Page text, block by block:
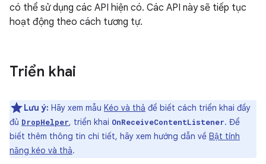
có thể sử dụng các API hiện có. Các API này sẽ tiếp tục
hoạt động theo cách tương tự.
Triển khai
Lưu ý: Hãy xem mẫu Kéo và thả để biết cách triển khai đầy
đủ DropHelper, triển khai OnReceiveContentListener. Để
biết thêm thông tin chi tiết, hãy xem hướng dẫn về Bật tính
năng kéo và thả.